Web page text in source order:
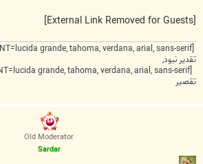
تقدیر نبود,
تقصیر
Old Moderator
Sardar